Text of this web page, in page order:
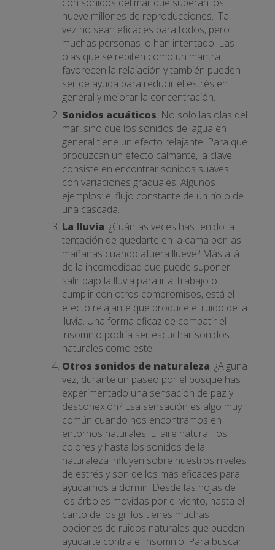
con sonidos del mar que superan los
nueve millones de reproducciones. ¡Tal
vez no sean eficaces para todos, pero
muchas personas lo han intentado! Las
olas que se repiten como un mantra
favorecen la relajación y también pueden
ser de ayuda para reducir el estrés en
general y mejorar la concentración.
Sonidos acuáticos. No solo las olas del
mar, sino que los sonidos del agua en
general tiene un efecto relajante. Para que
produzcan un efecto calmante, la clave
consiste en encontrar sonidos suaves
con variaciones graduales. Algunos
ejemplos: el flujo constante de un río o de
una cascada.
La lluvia. ¿Cuántas veces has tenido la
tentación de quedarte en la cama por las
mañanas cuando afuera llueve? Más allá
de la incomodidad que puede suponer
salir bajo la lluvia para ir al trabajo o
cumplir con otros compromisos, está el
efecto relajante que produce el ruido de la
lluvia. Una forma eficaz de combatir el
insomnio podría ser escuchar sonidos
naturales como este.
Otros sonidos de naturaleza. ¿Alguna
vez, durante un paseo por el bosque has
experimentado una sensación de paz y
desconexión? Esa sensación es algo muy
común cuando nos encontramos en
entornos naturales. El aire natural, los
colores y hasta los sonidos de la
naturaleza influyen sobre nuestros niveles
de estrés y son de los más eficaces para
ayudarnos a dormir. Desde las hojas de
los árboles movidas por el viento, hasta el
canto de los grillos tienes muchas
opciones de ruidos naturales que pueden
ayudarte contra el insomnio. Para buscar